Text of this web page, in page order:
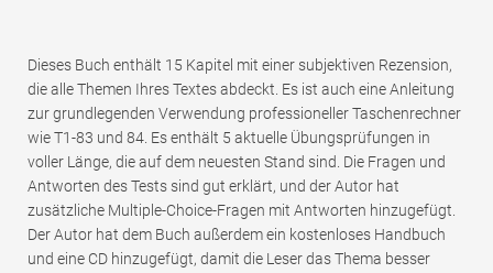
Dieses Buch enthält 15 Kapitel mit einer subjektiven Rezension,
die alle Themen Ihres Textes abdeckt. Es ist auch eine Anleitung
zur grundlegenden Verwendung professioneller Taschenrechner
wie T1-83 und 84. Es enthält 5 aktuelle Übungsprüfungen in
voller Länge, die auf dem neuesten Stand sind. Die Fragen und
Antworten des Tests sind gut erklärt, und der Autor hat
zusätzliche Multiple-Choice-Fragen mit Antworten hinzugefügt.
Der Autor hat dem Buch außerdem ein kostenloses Handbuch
und eine CD hinzugefügt, damit die Leser das Thema besser